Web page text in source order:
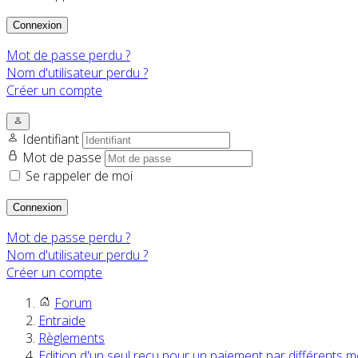
Connexion
Mot de passe perdu ?
Nom d'utilisateur perdu ?
Créer un compte
Identifiant
Mot de passe
Se rappeler de moi
Connexion
Mot de passe perdu ?
Nom d'utilisateur perdu ?
Créer un compte
Forum
Entraide
Règlements